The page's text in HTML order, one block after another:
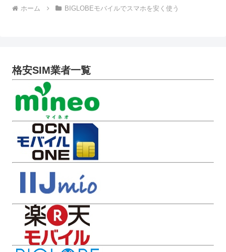
ホーム BIGLOBEモバイルでスマホを安く使う
格安SIM業者一覧